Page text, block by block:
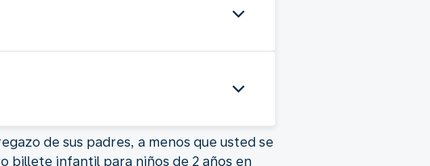
de sus padres, a menos que usted se
billete infantil para niños de 2 años en